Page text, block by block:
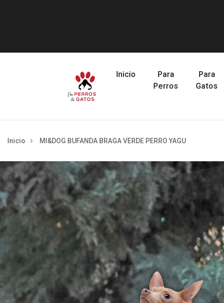
Inicio
Para
Perros
Para
Gatos
Inicio MI&DOG BUFANDA BRAGA VERDE PERRO YAGU